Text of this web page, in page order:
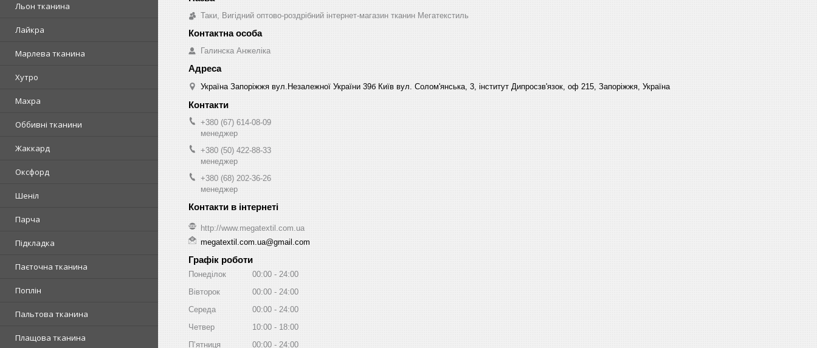
Льон тканина
Лайкра
Марлева тканина
Хутро
Махра
Оббивні тканини
Жаккард
Оксфорд
Шеніл
Парча
Підкладка
Паєточна тканина
Поплін
Пальтова тканина
Плащова тканина
Таки, Вигідний оптово-роздрібний інтернет-магазин тканин Мегатекстиль
Галинска Анжеліка
Україна Запоріжжя вул.Незалежної України 39б Київ вул. Солом'янська, 3, інститут Дипросзв'язок, оф 215, Запоріжжя, Україна
+380 (67) 614-08-09
менеджер
+380 (50) 422-88-33
менеджер
+380 (68) 202-36-26
менеджер
http://www.megatextil.com.ua
megatextil.com.ua@gmail.com
Графік роботи
Понеділок 00:00
24:00
Вівторок
00:00
24:00
Середа
00:00
24:00
Четвер
10:00
18:00
Пʼятниця
00:00
24:00